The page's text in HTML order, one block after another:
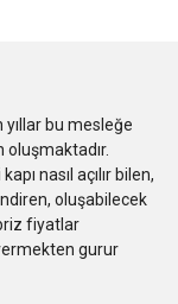
bu mesleğe
nasıl açılır bilen,
oluşabilecek
fiyatlar
gurur